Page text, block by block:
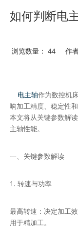
如何判断电
浏览数量： 44 作者
电主轴作为数控机
响加工精度、稳定性
本文将从关键参数解
主轴性能。
一、关键参数解读
1. 转速与功率
最高转速：决定加工
用于精加工。